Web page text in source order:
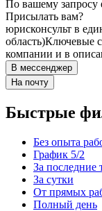
По вашему запросу
Присылать вам?
юрисконсульт в
область)Ключевые
компании и в
В мессенджер
На почту
Быстрые
Без опыта
График 5/2
За последние
За сутки
От прямых
Полный день